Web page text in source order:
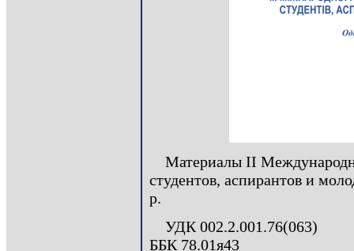
Материалы II
студентов, аспирантов и
р.
УДК 002.2.001.76(063)
ББК 78.01я43